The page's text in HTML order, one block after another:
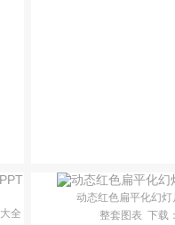
全
动态红色扁平化幻
整套图表 下载